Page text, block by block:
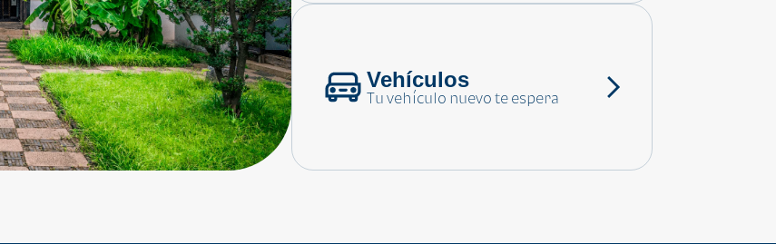
Vehículos
Tu vehículo nuevo te espera